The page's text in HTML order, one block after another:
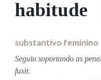
Facebook
TwitterYoutubeInstagram
Bluesky
BUSCAR NOS LEMAS
Remata por
habitude
substantivo feminino
Seguiu soportando as
fuxir.